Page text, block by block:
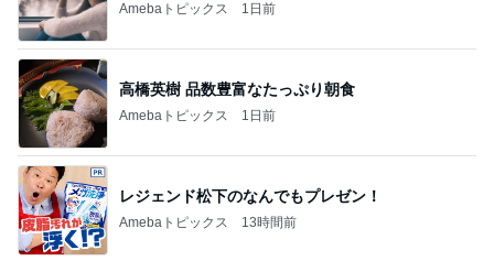
Amebaトピックス 1日前
高橋英樹 品数豊富なたっぷり朝食
Amebaトピックス 1日前
レジェンド松下のなんでもプレゼン！
Amebaトピックス 13時間前